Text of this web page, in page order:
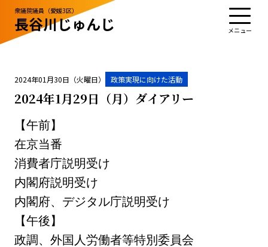
衆議院議員（愛媛3区）
長谷川じゅんじ
TOPプロフィール活動・実績
政治姿勢お知らせ応援するお問い合わせ
お知らせ
お問い合わせ
サイトポリシー
2024年01月30日（火曜日） 政策実現に向けた活動
2024年1月29日（月）ダイアリー
【午前】
在京当番
消費者庁説明受け
内閣府説明受け
内閣府、デジタル庁説明受け
【午後】
政調、外国人労働者等特別委員会